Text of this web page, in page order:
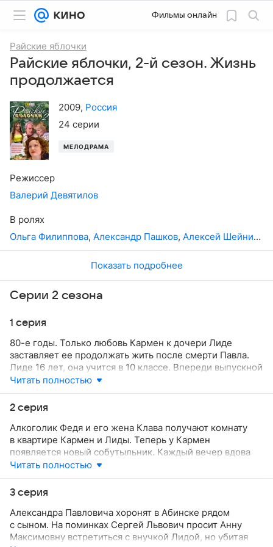
Фильмы онлайн
Райские яблочки
Райские яблочки, 2-й сезон. Жизнь
продолжается
2009, Россия
24 серии
МЕЛОДРАМА
Режиссер
Валерий Девятилов
В ролях
Ольга Филиппова, Александр Пашков, Алексей Шейнин ,
Показать подробнее
Серии 2 сезона
1 серия
80-е годы. Только любовь Кармен к дочери Лиде
заставляет ее продолжать жить после смерти Павла.
Лиде 16 лет, она учится в 10 классе. Впереди выпускной
вечер. Горе Кармен велико, и она начинает пить,
обрекая быстро повзрослевшую Лиду на позорную
и нищенскую жизнь. За систематические пьянки
партком объявляет Кармен выговор.
Читать полностью
2 серия
Алкоголик Федя и его жена Клава получают комнату
в квартире Кармен и Лиды. Теперь у Кармен
появляется новый собутыльник. Каждый вечер вдова
собирает у себя дома соседей-пьяниц, тратя
последние деньги на алкоголь. Утром Лида убирает
горы немытой посуды после очередной попойки.
Понимая всю бессмысленность операции, которая
в лучшем случае продлит жизнь на несколько тяжелых
месяцев страданий и боли, не желая стать еще одной
обузой для жены, Александр Павлович просит Сергея
Читать полностью
3 серия
Александра Павловича хоронят в Абинске рядом
с сыном. На поминках Сергей Львович просит Анну
Максимовну встретиться с внучкой Лидой, но убитая